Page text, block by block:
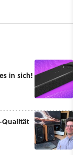
in sich!
Qualität